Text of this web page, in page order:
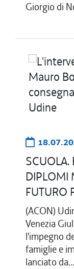
Giorgio di
SCUOLA.
DIPLOMI
FUTURO
(ACON)
Venezia
l'impegno
famiglie e
lanciato da...